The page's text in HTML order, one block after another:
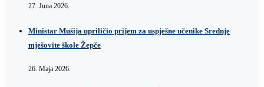
27. Juna 2026.
Ministar Mušija upriličio prijem za uspješne učenike Srednje
mješovite škole Žepče
26. Maja 2026.